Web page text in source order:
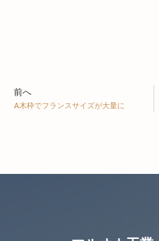
前へ
A木枠でフランスサイズが大量に